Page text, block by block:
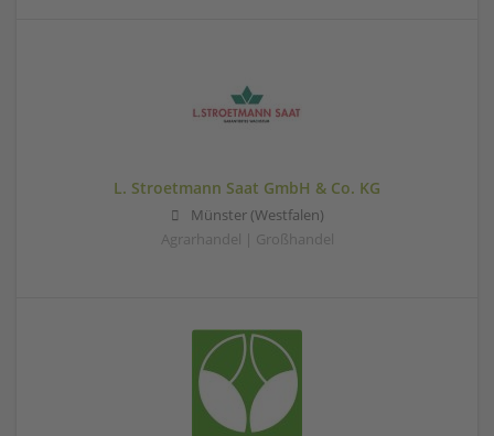
L. Stroetmann Saat GmbH & Co. KG
Münster (Westfalen)
Agrarhandel | Großhandel